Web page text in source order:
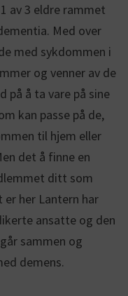
av 3 eldre rammet
Med over
med sykdommen i
og venner av de
på å ta vare på sine
kan passe på de,
til hjem eller
det å finne en
ditt som
her Lantern har
ansatte og den
sammen og
demens.